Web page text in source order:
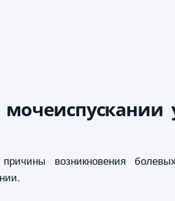
возникновения болевых